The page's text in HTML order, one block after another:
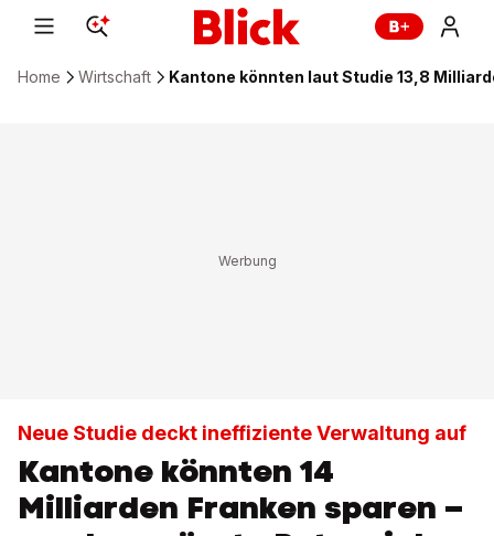
Home Wirtschaft Kantone könnten laut Studie 13,8
Neue Studie deckt ineffiziente Verwaltung auf
Kantone könnten 14
Milliarden Franken sparen –